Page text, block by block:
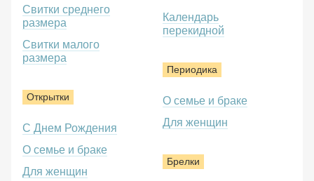
Свитки среднего
размера
Свитки малого
размера
Открытки
С Днем Рождения
О семье и браке
Для женщин
Календарь
перекидной
Периодика
О семье и браке
Для женщин
Брелки